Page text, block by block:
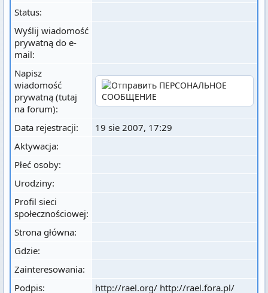
Status:
Wyślij wiadomość
prywatną do e-
mail:
Napisz
wiadomość
prywatną (tutaj
na forum):
Data rejestracji:
19 sie 2007, 17:29
Aktywacja:
Płeć osoby:
Urodziny:
Profil sieci
społecznościowej:
Strona główna:
Gdzie:
Zainteresowania:
Podpis:
http://rael.org/ http://rael.fora.pl/